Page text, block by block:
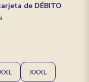
de DÉBITO
XXXL